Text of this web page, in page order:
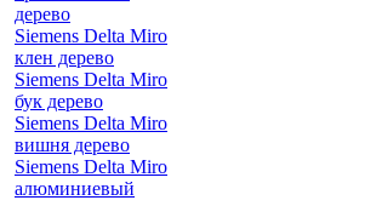
дерево
Siemens Delta Miro
клен дерево
Siemens Delta Miro
бук дерево
Siemens Delta Miro
вишня дерево
Siemens Delta Miro
алюминиевый